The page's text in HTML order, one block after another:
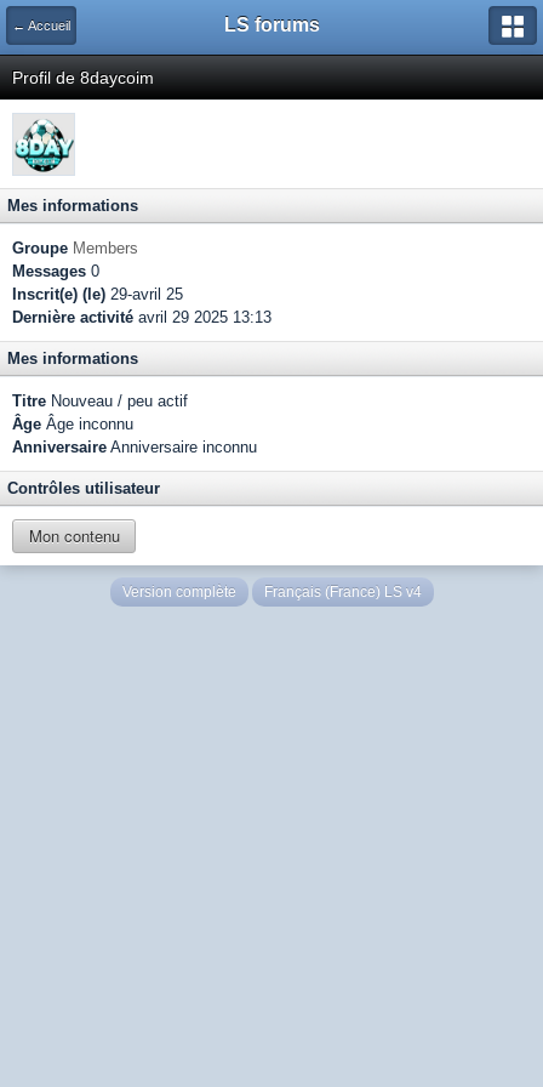
← Accueil LS forums
Profil de 8daycoim
Mes informations
Groupe Members
Messages 0
Inscrit(e) (le) 29-avril 25
Dernière activité avril 29 2025 13:13
Mes informations
Titre Nouveau / peu actif
Âge Âge inconnu
Anniversaire Anniversaire inconnu
Contrôles utilisateur
Mon contenu
Version complète Français (France) LS v4